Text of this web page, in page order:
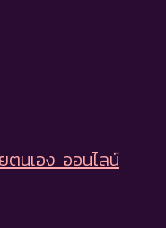
นเอง ออนไลน์